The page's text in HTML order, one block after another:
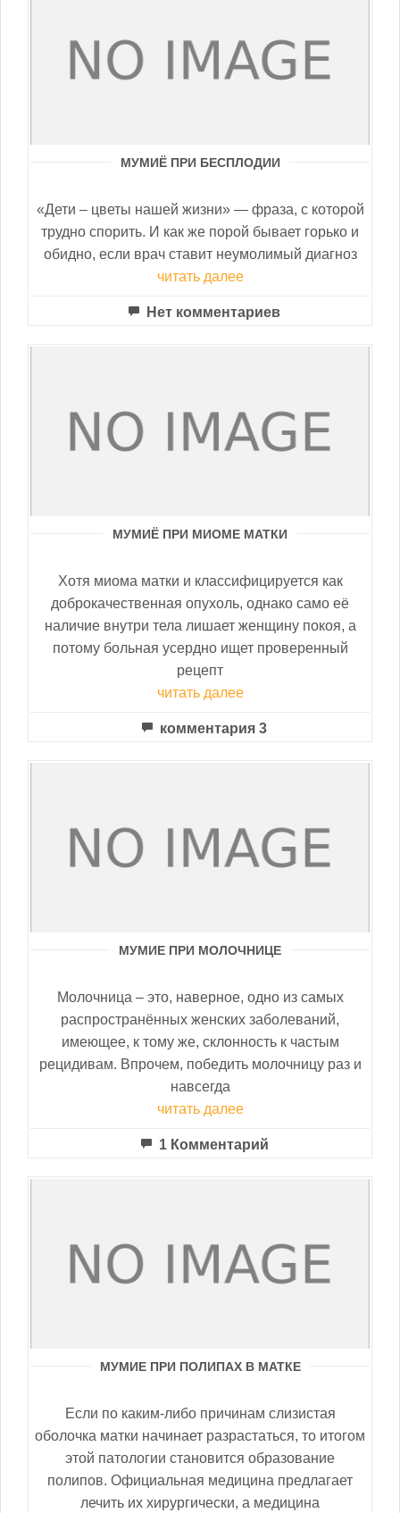
МУМИЁ ПРИ БЕСПЛОДИИ
«Дети – цветы нашей жизни» — фраза, с которой
трудно спорить. И как же порой бывает горько и
обидно, если врач ставит неумолимый диагноз
читать далее
Нет комментариев
МУМИЁ ПРИ МИОМЕ МАТКИ
Хотя миома матки и классифицируется как
доброкачественная опухоль, однако само её
наличие внутри тела лишает женщину покоя, а
потому больная усердно ищет проверенный
рецепт
читать далее
комментария 3
МУМИЕ ПРИ МОЛОЧНИЦЕ
Молочница – это, наверное, одно из самых
распространённых женских заболеваний,
имеющее, к тому же, склонность к частым
рецидивам. Впрочем, победить молочницу раз и
навсегда
читать далее
1 Комментарий
МУМИЕ ПРИ ПОЛИПАХ В МАТКЕ
Если по каким-либо причинам слизистая
оболочка матки начинает разрастаться, то итогом
этой патологии становится образование
полипов. Официальная медицина предлагает
лечить их хирургически, а медицина